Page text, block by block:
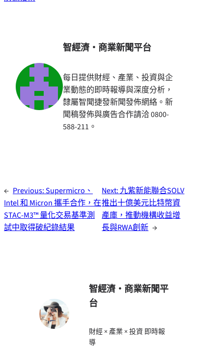
智經濟・商業新聞平台
每日提供財經、產業、投資與企
業動態的即時報導與深度分析，
隸屬智聞捷發新聞發佈網絡。新
聞稿發佈與廣告合作請洽 0800-
588-211。
← Previous:Supermicro、
Intel 和 Micron 攜手合作，在
STAC-M3™ 量化交易基準測
試中取得破紀錄結果
Next:九紫新能聯合SOLV
推出十億美元比特幣資
產庫，推動機構收益增
長與RWA創新 →
智經濟・商業新聞平
台
財經 × 產業 × 投資 即時報
導